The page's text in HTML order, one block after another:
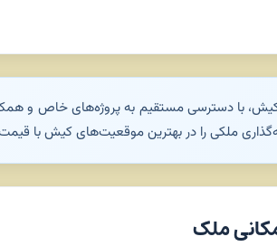
با دسترسی مستقیم به پروژه‌های خاص و
ملکی را در بهترین موقعیت‌های کیش با
ملک